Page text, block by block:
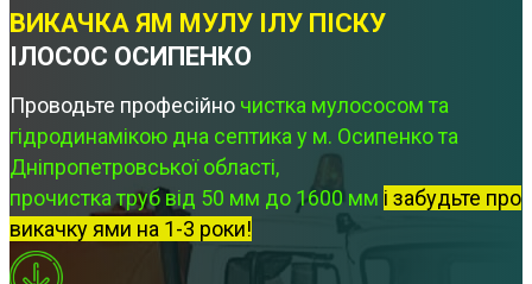
ВИКАЧКА ЯМ МУЛУ ІЛУ ПІСКУ
ІЛОСОС ОСИПЕНКО
Проводьте професійно чистка мулососом та
гідродинамікою дна септика у м. Осипенко та
Дніпропетровської області,
прочистка труб від 50 мм до 1600 мм і забудьте про
викачку ями на 1-3 роки!